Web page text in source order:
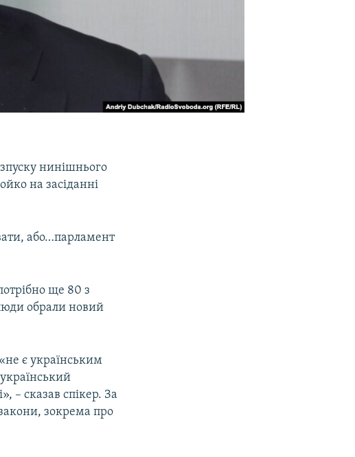
нинішнього
на засіданні
або…парламент
ще 80 з
обрали новий
є українським
– сказав спікер. За
зокрема про